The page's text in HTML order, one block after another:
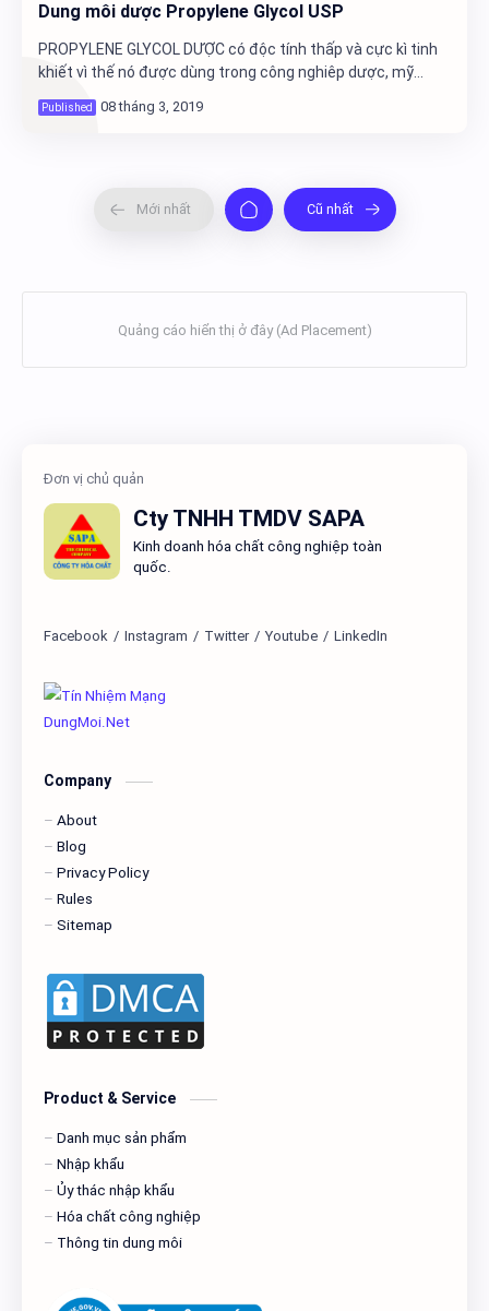
Dung môi dược Propylene Glycol USP
PROPYLENE GLYCOL DƯỢC có độc tính thấp và cực kì tinh
khiết vì thế nó được dùng trong công nghiêp dược, mỹ
Cty TNHH TMDV SAPA
Kinh doanh hóa chất công nghiệp toàn
quốc.
Company
About
Blog
Privacy Policy
Rules
Sitemap
Product & Service
Danh mục sản phẩm
Nhập khẩu
Ủy thác nhập khẩu
Hóa chất công nghiệp
Thông tin dung môi